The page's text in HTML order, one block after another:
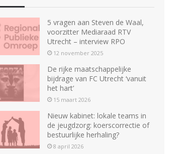
5 vragen aan Steven de Waal,
voorzitter Mediaraad RTV
Utrecht – interview RPO
12 november 2025
De rijke maatschappelijke
bijdrage van FC Utrecht ‘vanuit
het hart’
15 maart 2026
Nieuw kabinet: lokale teams in
de jeugdzorg: koerscorrectie of
bestuurlijke herhaling?
8 april 2026